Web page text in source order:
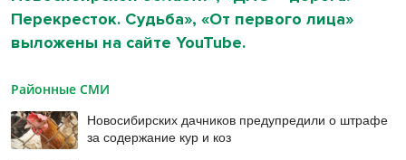
Перекресток. Судьба», «От первого лица»
выложены на сайте YouTube.
Районные СМИ
Новосибирских дачников предупредили о штрафе
за содержание кур и коз